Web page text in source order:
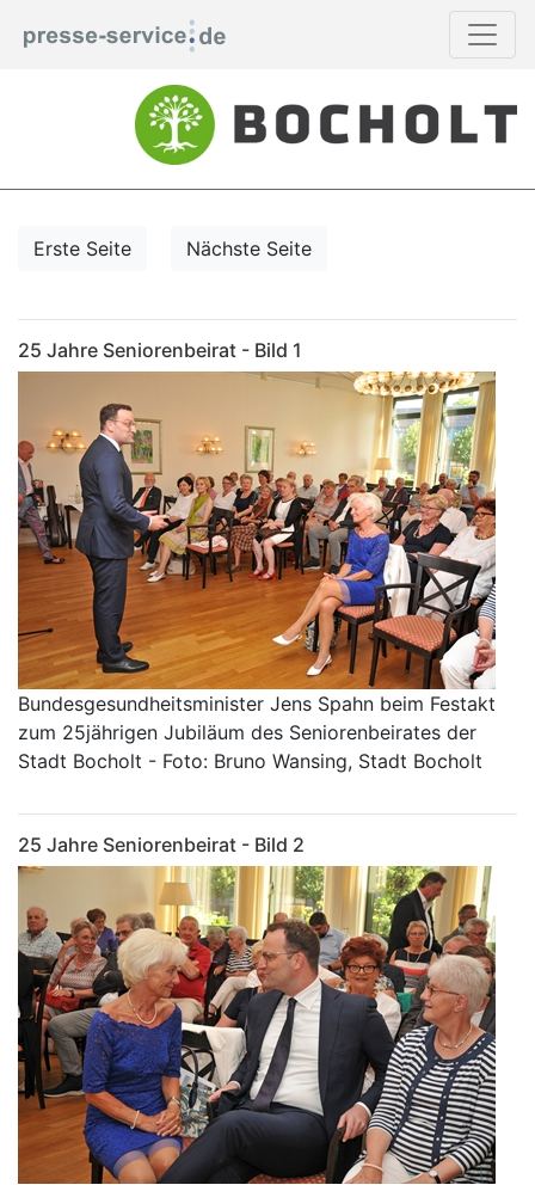
Erste Seite Nächste Seite
25 Jahre Seniorenbeirat - Bild 1
Bundesgesundheitsminister Jens Spahn beim Festakt
zum 25jährigen Jubiläum des Seniorenbeirates der
Stadt Bocholt - Foto: Bruno Wansing, Stadt Bocholt
25 Jahre Seniorenbeirat - Bild 2